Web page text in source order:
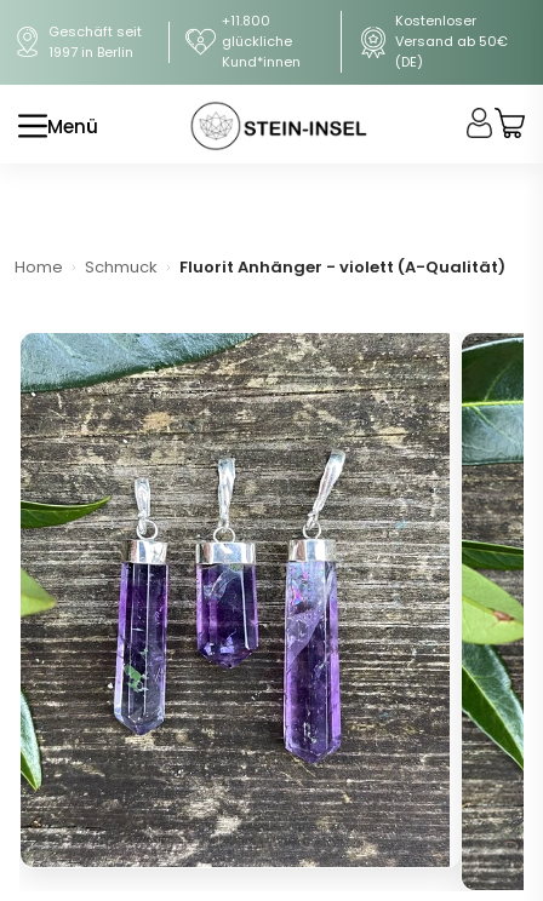
Geschäft seit
1997 in Berlin
+11.800
glückliche
Kund*innen
Kostenloser
Versand ab 50€
(DE)
Menü
Home Schmuck Fluorit Anhänger - violett (A-Qualität)